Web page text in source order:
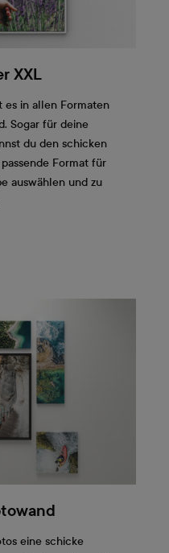
XXL
es in allen Formaten
Sogar für deine
du den schicken
Format für
auswählen und zu
eine schicke